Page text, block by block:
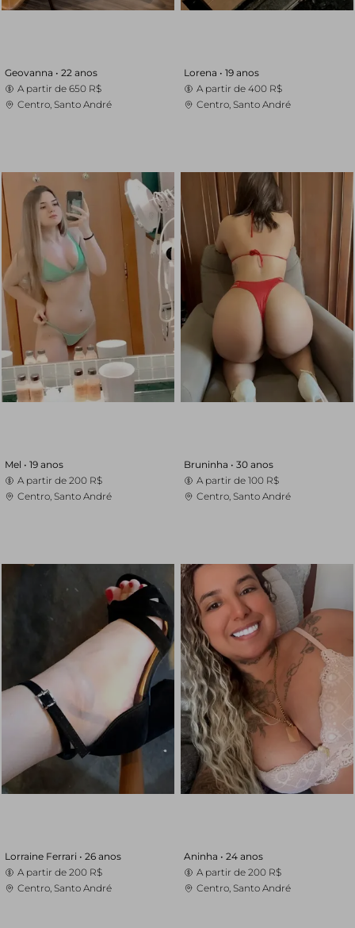
Geovanna • 22 anos
A partir de 650 R$
Centro, Santo André
Lorena • 19 anos
A partir de 400 R$
Centro, Santo André
Mel • 19 anos
A partir de 200 R$
Centro, Santo André
Bruninha • 30 anos
A partir de 100 R$
Centro, Santo André
Lorraine Ferrari • 26 anos
A partir de 200 R$
Centro, Santo André
Aninha • 24 anos
A partir de 200 R$
Centro, Santo André